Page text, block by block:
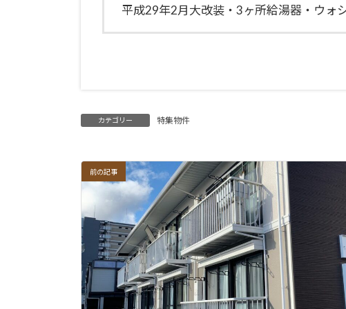
平成29年2月大改装・3ヶ所給湯器・ウォ
カテゴリー 特集物件
前の記事